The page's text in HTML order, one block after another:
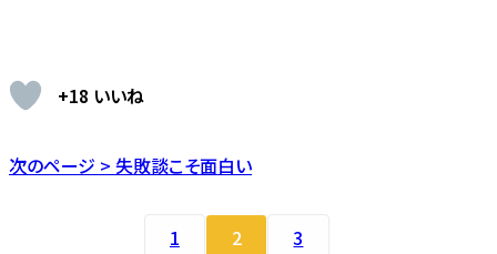
+18 いいね
次のページ > 失敗談こそ面白い
1 2 3